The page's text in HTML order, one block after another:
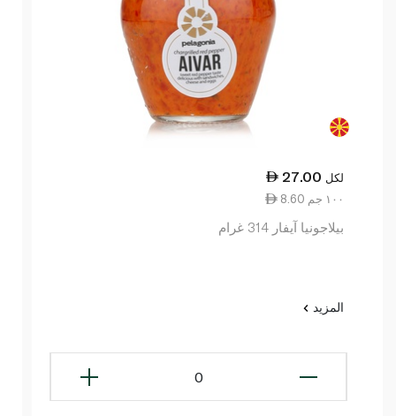
27.00 لكل
8.60 ١٠٠ جم
بيلاجونيا آيفار 314 غرام
المزيد
0